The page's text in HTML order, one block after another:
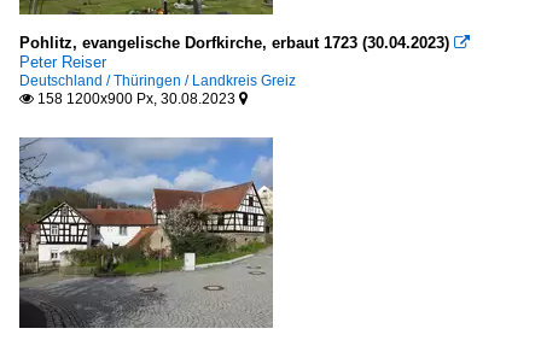
Pohlitz, evangelische Dorfkirche, erbaut 1723 (30.04.2023) 
Peter Reiser
Deutschland / Thüringen / Landkreis Greiz
 158 1200x900 Px, 30.08.2023 